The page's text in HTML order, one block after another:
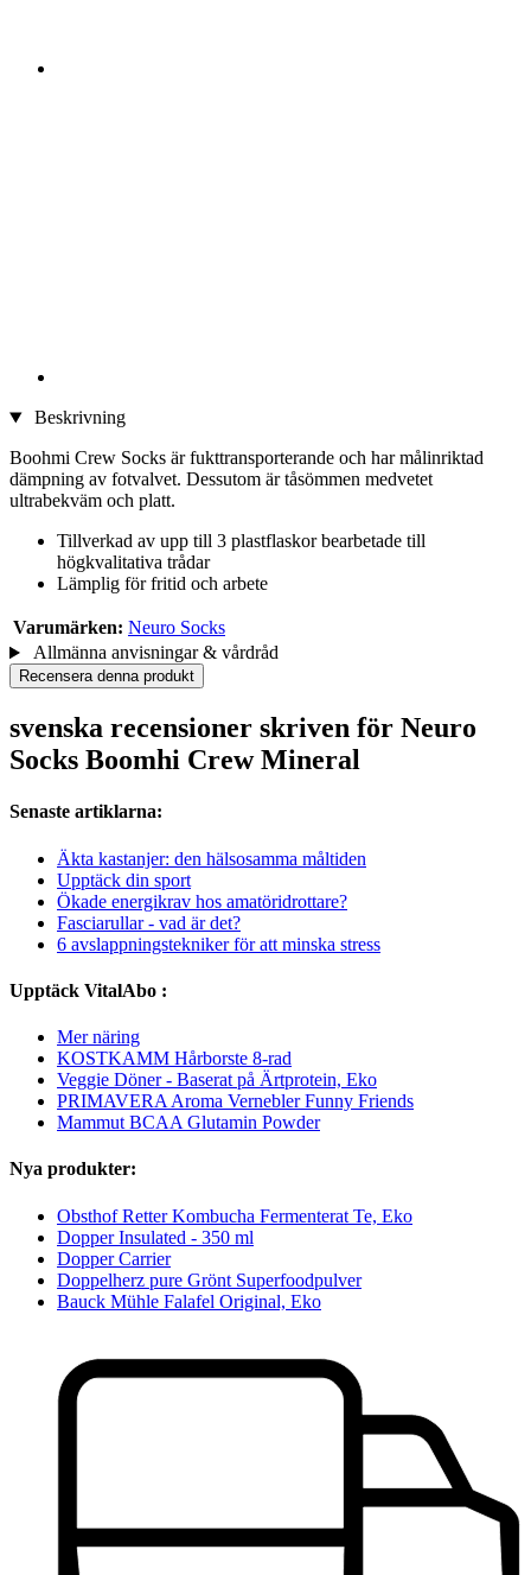
Beskrivning
Boohmi Crew Socks är fukttransporterande och har målinriktad
dämpning av fotvalvet. Dessutom är tåsömmen medvetet
ultrabekväm och platt.
Tillverkad av upp till 3 plastflaskor bearbetade till
högkvalitativa trådar
Lämplig för fritid och arbete
Varumärken: Neuro Socks
Allmänna anvisningar & vårdråd
Recensera denna produkt
svenska recensioner skriven för Neuro
Socks Boomhi Crew Mineral
Senaste artiklarna:
Äkta kastanjer: den hälsosamma måltiden
Upptäck din sport
Ökade energikrav hos amatöridrottare?
Fasciarullar - vad är det?
6 avslappningstekniker för att minska stress
Upptäck VitalAbo :
Mer näring
KOSTKAMM Hårborste 8-rad
Veggie Döner - Baserat på Ärtprotein, Eko
PRIMAVERA Aroma Vernebler Funny Friends
Mammut BCAA Glutamin Powder
Nya produkter:
Obsthof Retter Kombucha Fermenterat Te, Eko
Dopper Insulated - 350 ml
Dopper Carrier
Doppelherz pure Grönt Superfoodpulver
Bauck Mühle Falafel Original, Eko